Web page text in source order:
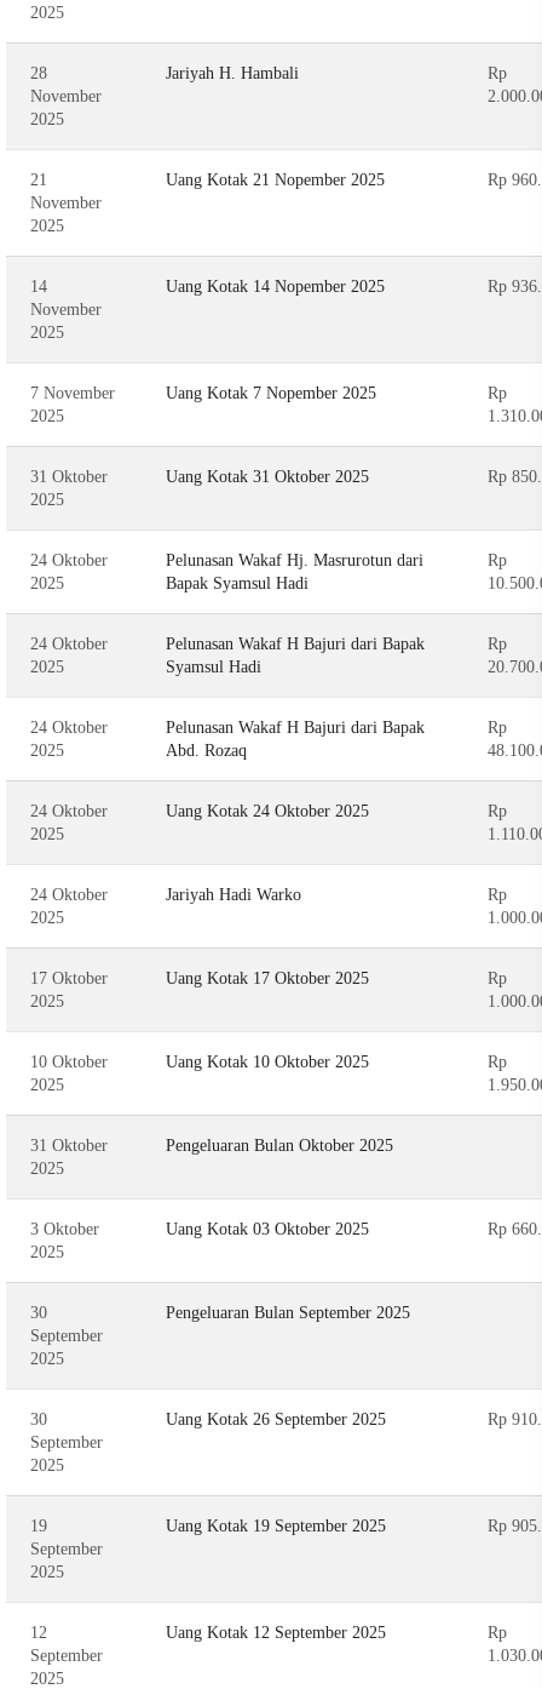
2025
28
November
2025
Jariyah H. Hambali
Rp
21
November
2025
Uang Kotak 21 Nopember 2025 Rp
14
November
2025
Uang Kotak 14 Nopember 2025 Rp
7 November
2025
Uang Kotak 7 Nopember 2025
Rp
31 Oktober
2025
Uang Kotak 31 Oktober 2025 Rp
24 Oktober
2025
Pelunasan Wakaf Hj. Masrurotun dari
Bapak Syamsul Hadi
Rp
24 Oktober
2025
Pelunasan Wakaf H Bajuri dari Bapak
Syamsul Hadi
Rp
24 Oktober
2025
Pelunasan Wakaf H Bajuri dari Bapak
Abd. Rozaq
Rp
24 Oktober
2025
Uang Kotak 24 Oktober 2025
Rp
24 Oktober
2025
Jariyah Hadi Warko
Rp
17 Oktober
2025
Uang Kotak 17 Oktober 2025
Rp
10 Oktober
2025
Uang Kotak 10 Oktober 2025
Rp
31 Oktober
2025
Pengeluaran Bulan Oktober 2025
3 Oktober
2025
Uang Kotak 03 Oktober 2025 Rp
30
September
2025
Pengeluaran Bulan September 2025
30
September
2025
Uang Kotak 26 September 2025 Rp
19
September
2025
Uang Kotak 19 September 2025 Rp
12
September
2025
Uang Kotak 12 September 2025
Rp